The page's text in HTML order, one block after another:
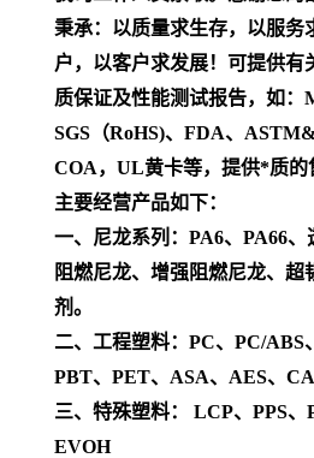
秉承：以质量求生存，以服务
户，以客户求发展！可提供有
质保证及性能测试报告，如：
SGS（RoHS)、FDA、
COA，UL黄卡等，提供*质的
主要经营产品如下：
一、尼龙系列：PA6、PA66、
阻燃尼龙、增强阻燃尼龙、超
剂。
二、工程塑料：PC、PC/ABS
PBT、PET、ASA、AES、
三、特殊塑料： LCP、PPS、
EVOH